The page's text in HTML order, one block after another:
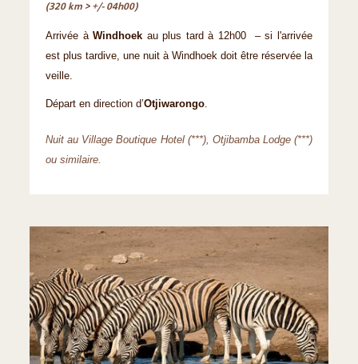
(320 km > +/- 04h00)
Arrivée àWindhoek au plus tard à 12h00 – si l'arrivée
est plus tardive, une nuit à Windhoek doit être réservée la
veille.
Départ en direction d’Otjiwarongo.
Nuit au Village Boutique Hotel (***), Otjibamba Lodge (***)
ou similaire.